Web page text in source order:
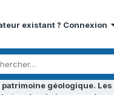
existant ? Connexion
géologique.